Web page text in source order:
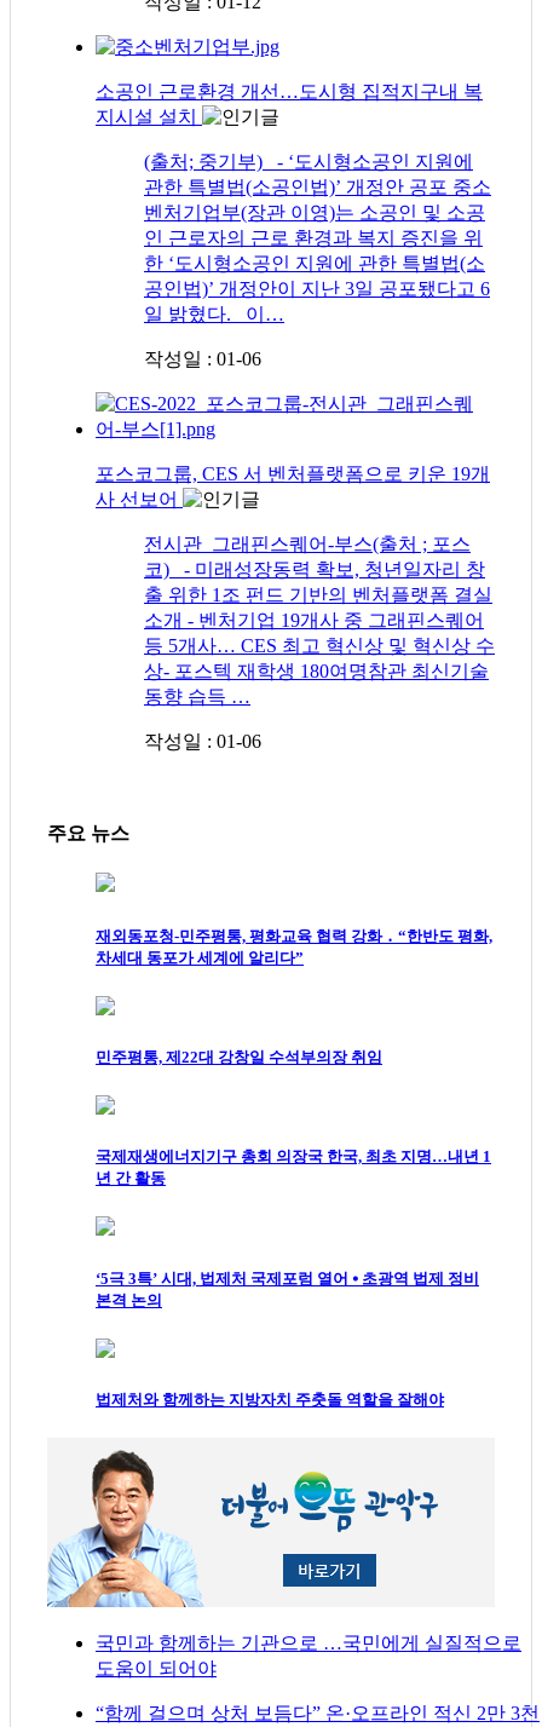
소공인 근로환경 개선…도시형 집적지구내 복
지시설 설치
(출처; 중기부) - ‘도시형소공인 지원에
관한 특별법(소공인법)’ 개정안 공포 중소
벤처기업부(장관 이영)는 소공인 및 소공
인 근로자의 근로 환경과 복지 증진을 위
한 ‘도시형소공인 지원에 관한 특별법(소
공인법)’ 개정안이 지난 3일 공포됐다고 6
일 밝혔다. 이…
작성일 : 01-06
포스코그룹, CES 서 벤처플랫폼으로 키운 19개
사 선보어
전시관_그래핀스퀘어-부스(출처 ; 포스
코) - 미래성장동력 확보, 청년일자리 창
출 위한 1조 펀드 기반의 벤처플랫폼 결실
소개 - 벤처기업 19개사 중 그래핀스퀘어
등 5개사… CES 최고 혁신상 및 혁신상 수
상- 포스텍 재학생 180여명참관 최신기술
동향 습득 …
작성일 : 01-06
주요 뉴스
재외동포청-민주평통, 평화교육 협력 강화 ․ “한반도 평화,
차세대 동포가 세계에 알리다”
민주평통, 제22대 강창일 수석부의장 취임
국제재생에너지기구 총회 의장국 한국, 최초 지명…내년 1
년 간 활동
‘5극 3특’ 시대, 법제처 국제포럼 열어 ⦁ 초광역 법제 정비
본격 논의
법제처와 함께하는 지방자치 주춧돌 역할을 잘해야
국민과 함께하는 기관으로 …국민에게 실질적으로
도움이 되어야
“함께 걸으며 상처 보듬다” 온·오프라인 적신 2만 3천